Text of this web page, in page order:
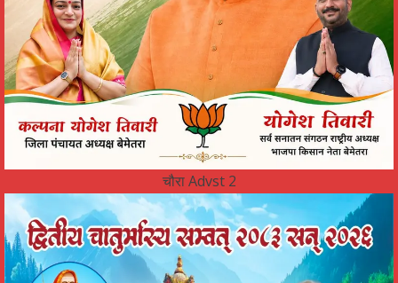
चौरा Advst 2